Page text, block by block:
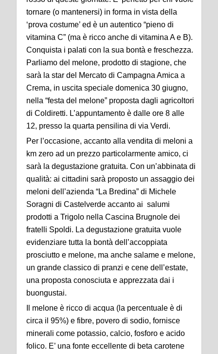
tornare (o mantenersi) in forma in vista della
‘prova costume’ ed è un autentico “pieno di
vitamina C” (ma è ricco anche di vitamina A e B).
Conquista i palati con la sua bontà e freschezza.
Parliamo del melone, prodotto di stagione, che
sarà la star del Mercato di Campagna Amica a
Crema, in uscita speciale domenica 30 giugno,
nella “festa del melone” proposta dagli agricoltori
di Coldiretti. L’appuntamento è dalle ore 8 alle
12, presso la quarta pensilina di via Verdi.
Per l’occasione, accanto alla vendita di meloni a
km zero ad un prezzo particolarmente amico, ci
sarà la degustazione gratuita. Con un’abbinata di
qualità: ai cittadini sarà proposto un assaggio dei
meloni dell’azienda “La Bredina” di Michele
Soragni di Castelverde accanto ai salumi
prodotti a Trigolo nella Cascina Brugnole dei
fratelli Spoldi. La degustazione gratuita vuole
evidenziare tutta la bontà dell’accoppiata
prosciutto e melone, ma anche salame e melone,
un grande classico di pranzi e cene dell’estate,
una proposta conosciuta e apprezzata dai i
buongustai.
Il melone è ricco di acqua (la percentuale è di
circa il 95%) e fibre, povero di sodio, fornisce
minerali come potassio, calcio, fosforo e acido
folico. E’ una fonte eccellente di beta carotene